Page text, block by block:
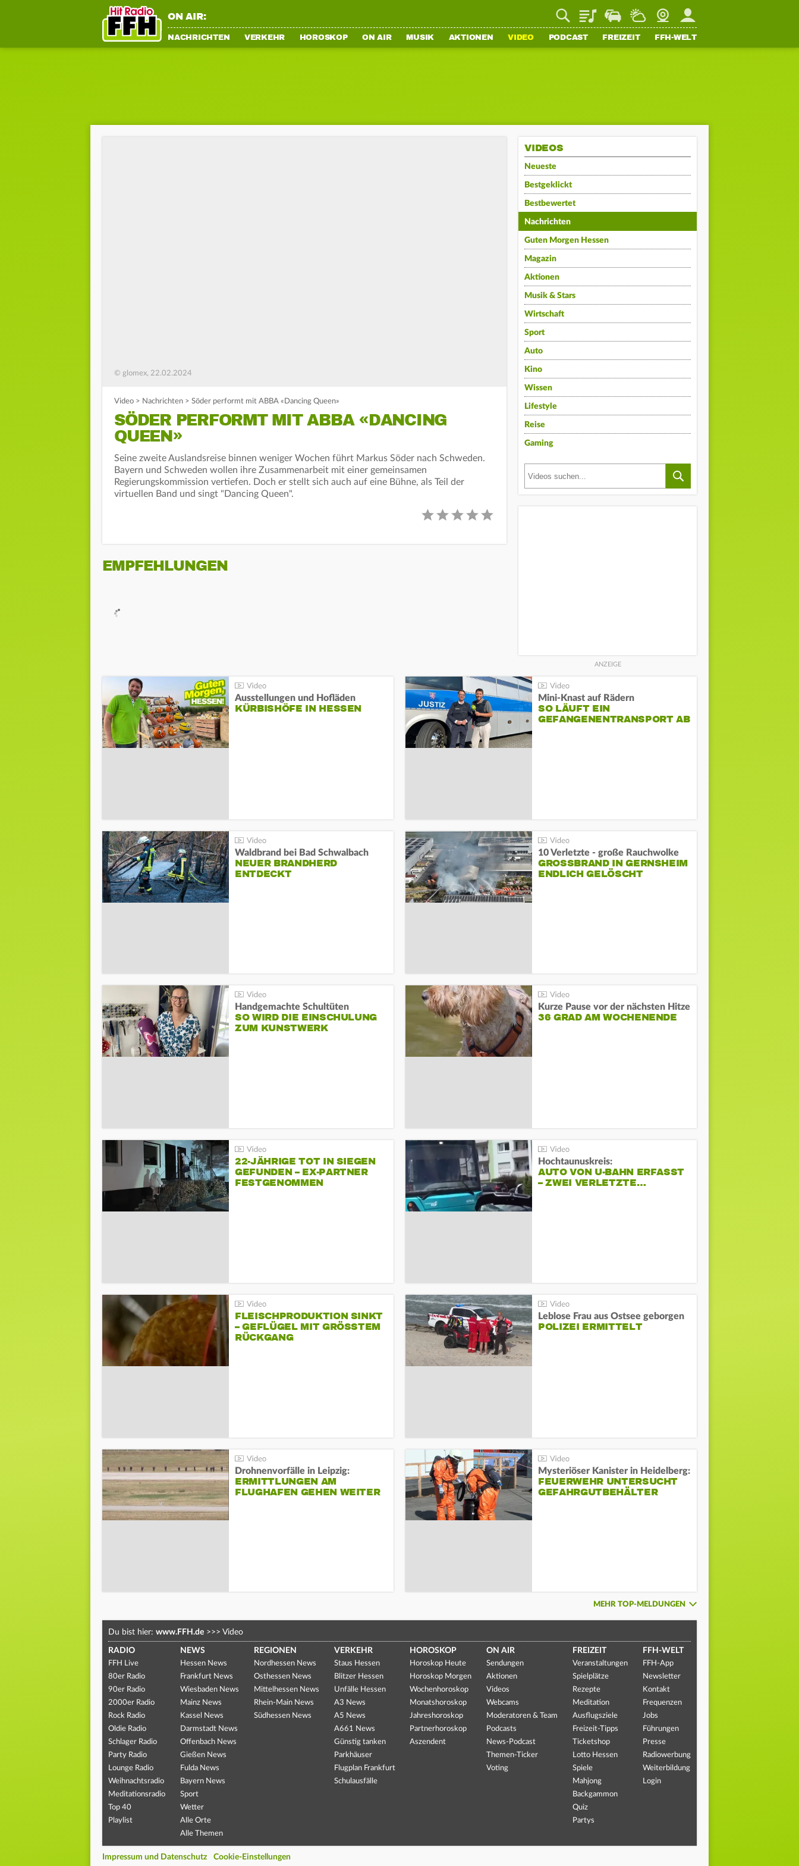
ON AIR: PlaylistStaupilotWetterWebcamMein FFH
NACHRICHTEN VERKEHR HOROSKOP ON AIR MUSIK AKTIONEN VIDEO PODCAST FREIZEIT FFH-WELT
© glomex, 22.02.2024
Video > Nachrichten > Söder performt mit ABBA «Dancing Queen»
SÖDER PERFORMT MIT ABBA «DANCING
QUEEN»
Seine zweite Auslandsreise binnen weniger Wochen führt Markus Söder nach Schweden.
Bayern und Schweden wollen ihre Zusammenarbeit mit einer gemeinsamen
Regierungskommission vertiefen. Doch er stellt sich auch auf eine Bühne, als Teil der
virtuellen Band und singt "Dancing Queen".
EMPFEHLUNGEN
VIDEOS
Neueste
Bestgeklickt
Bestbewertet
Nachrichten
Guten Morgen Hessen
Magazin
Aktionen
Musik & Stars
Wirtschaft
Sport
Auto
Kino
Wissen
Lifestyle
Reise
Gaming
Ausstellungen und Hofläden
KÜRBISHÖFE IN HESSEN
Mini-Knast auf Rädern
SO LÄUFT EIN
GEFANGENENTRANSPORT AB
Waldbrand bei Bad Schwalbach
NEUER BRANDHERD
ENTDECKT
10 Verletzte - große Rauchwolke
GROSSBRAND IN GERNSHEIM E
NDLICH GELÖSCHT
Handgemachte Schultüten
SO WIRD DIE EINSCHULUNG
ZUM KUNSTWERK
Kurze Pause vor der nächsten Hitze
36 GRAD AM WOCHENENDE
22-JÄHRIGE TOT IN SIEGEN
GEFUNDEN – EX-PARTNER
FESTGENOMMEN
Hochtaunuskreis:
AUTO VON U-BAHN ERFASST
– ZWEI VERLETZTE…
FLEISCHPRODUKTION SINKT
– GEFLÜGEL MIT GRÖSSTEM R
ÜCKGANG
Leblose Frau aus Ostsee geborgen
POLIZEI ERMITTELT
Drohnenvorfälle in Leipzig:
ERMITTLUNGEN AM
FLUGHAFEN GEHEN WEITER
Mysteriöser Kanister in Heidelberg:
FEUERWEHR UNTERSUCHT
GEFAHRGUTBEHÄLTER
MEHR TOP-MELDUNGEN
Du bist hier: www.FFH.de >>> Video
RADIO
FFH Live
80er Radio
90er Radio
2000er Radio
Rock Radio
Oldie Radio
Schlager Radio
Party Radio
Lounge Radio
Weihnachtsradio
Meditationsradio
Top 40
Playlist
NEWS
Hessen News
Frankfurt News
Wiesbaden News
Mainz News
Kassel News
Darmstadt News
Offenbach News
Gießen News
Fulda News
Bayern News
Sport
Wetter
Alle Orte
Alle Themen
REGIONEN
Nordhessen News
Osthessen News
Mittelhessen News
Rhein-Main News
Südhessen News
VERKEHR
Staus Hessen
Blitzer Hessen
Unfälle Hessen
A3 News
A5 News
A661 News
Günstig tanken
Parkhäuser
Flugplan Frankfurt
Schulausfälle
HOROSKOP
Horoskop Heute
Horoskop Morgen
Wochenhoroskop
Monatshoroskop
Jahreshoroskop
Partnerhoroskop
Aszendent
ON AIR
Sendungen
Aktionen
Videos
Webcams
Moderatoren & Team
Podcasts
News-Podcast
Themen-Ticker
Voting
FREIZEIT
Veranstaltungen
Spielplätze
Rezepte
Meditation
Ausflugsziele
Freizeit-Tipps
Ticketshop
Lotto Hessen
Spiele
Mahjong
Backgammon
Quiz
Partys
FFH-WELT
FFH-App
Newsletter
Kontakt
Frequenzen
Jobs
Führungen
Presse
Radiowerbung
Weiterbildung
Login
Impressum und Datenschutz Cookie-Einstellungen